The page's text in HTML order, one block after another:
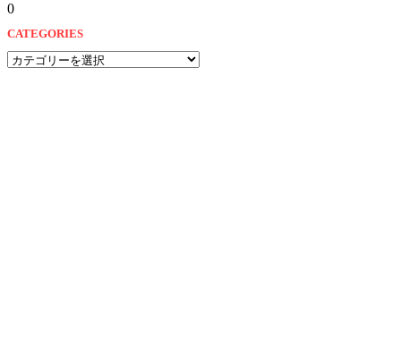
0
CATEGORIES
CATEGORIES